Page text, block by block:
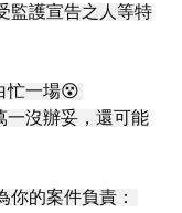
監護宣告之人等特
忙一場😵
一沒辦妥，還可能
你的案件負責：